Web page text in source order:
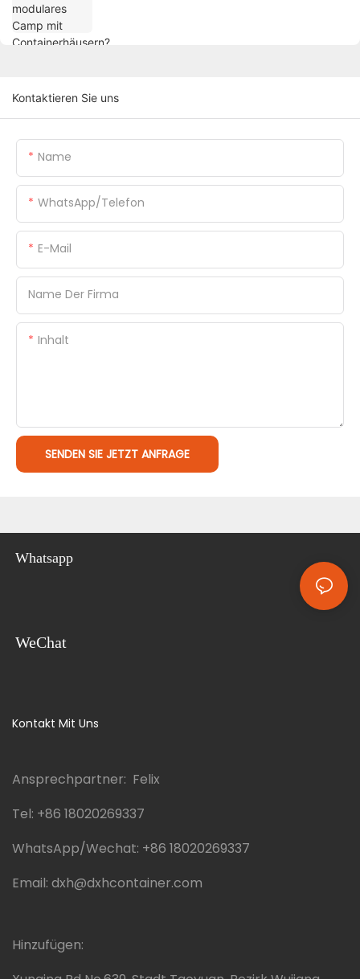
Kontaktieren Sie uns
Name
WhatsApp/Telefon
E-Mail
Name Der Firma
Inhalt
SENDEN SIE JETZT ANFRAGE
Whatsapp
WeChat
Kontakt Mit Uns
Ansprechpartner: Felix
Tel: +86 18020269337
WhatsApp/Wechat: +86 18020269337
Email: dxh@dxhcontainer.com
Hinzufügen: